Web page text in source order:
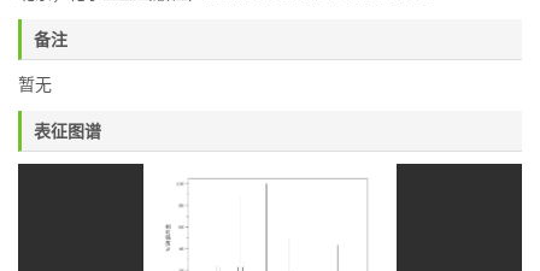
备注
暂无
表征图谱